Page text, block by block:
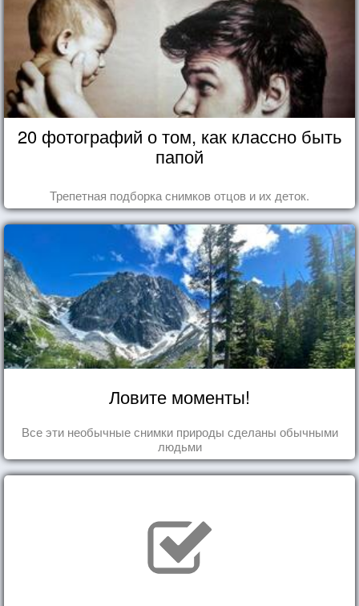
20 фотографий о том, как классно быть
папой
Трепетная подборка снимков отцов и их деток.
Ловите моменты!
Все эти необычные снимки природы сделаны обычными
людьми